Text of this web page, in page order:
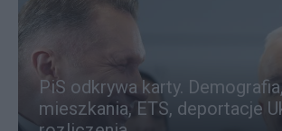
PiS odkrywa karty. Demografia,
mieszkania, ETS, deportacje